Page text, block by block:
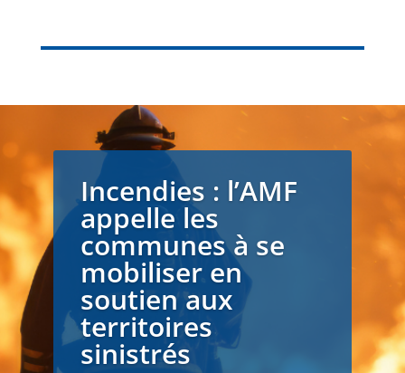
Incendies : l’AMF
appelle les
communes à se
mobiliser en
soutien aux
territoires
sinistrés